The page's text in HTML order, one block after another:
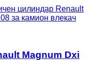
цилиндар Renault
за камион влекач
Magnum Dxi